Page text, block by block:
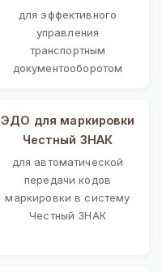
для эффективного
управления
транспортным
документооборотом
ЭДО для маркировки
Честный ЗНАК
для автоматической
передачи кодов
маркировки в систему
Честный ЗНАК